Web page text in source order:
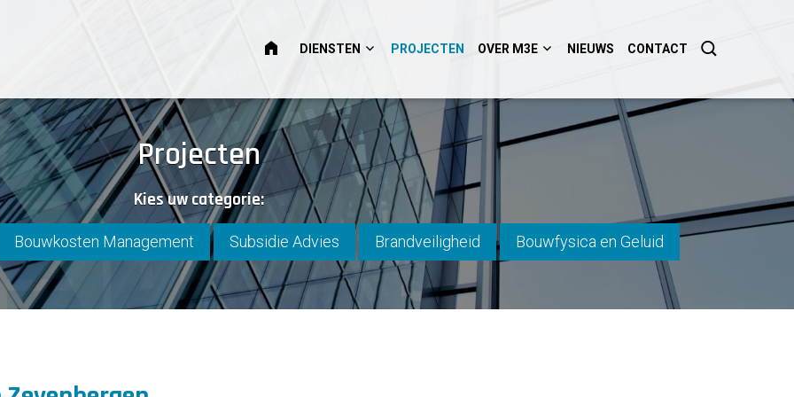
HOMEDIENSTEN PROJECTEN OVER M3E NIEUWS CONTACT
Projecten
Kies uw categorie:
Bouwkosten Management Subsidie Advies Brandveiligheid Bouwfysica en Geluid